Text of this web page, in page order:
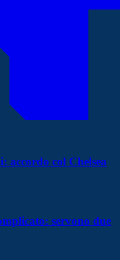
accordo col Chelsea
servono due